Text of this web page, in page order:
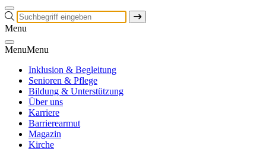
Menu
MenuMenu
Inklusion & Begleitung
Senioren & Pflege
Bildung & Unterstützung
Über uns
Karriere
Barrierearmut
Magazin
Kirche